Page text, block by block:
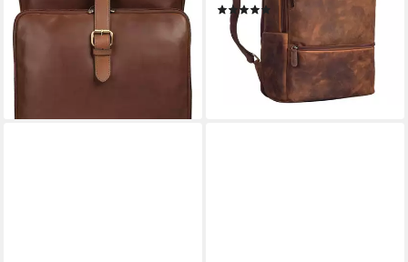
199,90 € UVP 239,90 €
-17%
lieferbar - in 2-3 Werktagen bei dir